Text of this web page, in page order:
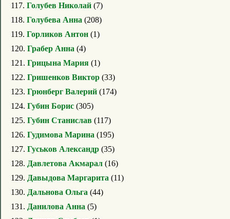
117. Голубев Николай (7)
118. Голубева Анна (208)
119. Горликов Антон (1)
120. Грабер Анна (4)
121. Грицына Мария (1)
122. Гришенков Виктор (33)
123. Грюнберг Валерий (174)
124. Губин Борис (305)
125. Губин Станислав (117)
126. Гудимова Марина (195)
127. Гуськов Александр (35)
128. Давлетова Акмарал (16)
129. Давыдова Маргарита (11)
130. Дальнова Ольга (44)
131. Данилова Анна (5)